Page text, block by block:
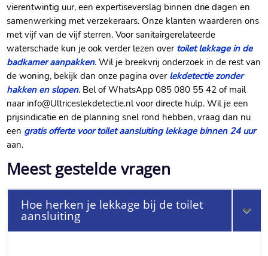
vierentwintig uur, een expertiseverslag binnen drie dagen en
samenwerking met verzekeraars.​ Onze klanten waarderen ons
met vijf van de vijf sterren.​ Voor sanitairgerelateerde
waterschade kun je ook verder lezen over toilet lekkage in de
badkamer aanpakken.​ Wil je breekvrij onderzoek in de rest van
de woning, bekijk dan onze pagina over lekdetectie zonder
hakken en slopen.​ Bel of WhatsApp 085 080 55 42 of mail
naar info@Ultriceslekdetectie.​nl voor directe hulp.​ Wil je een
prijsindicatie en de planning snel rond hebben, vraag dan nu
een gratis offerte voor toilet aansluiting lekkage binnen 24 uur
aan.​
Meest gestelde vragen
Hoe herken je lekkage bij de toilet
aansluiting